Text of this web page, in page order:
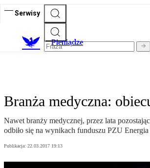
Serwisy
Pieniądze
Branża medyczna:
Nawet branży medycznej, przez lata
odbiło się na wynikach funduszu PZU
Publikacja: 22.03.2017 19:13